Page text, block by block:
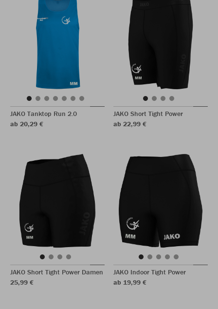
JAKO Tanktop Run 2.0
ab 20,29 €
JAKO Short Tight Power
ab 22,99 €
JAKO Short Tight Power Damen
25,99 €
JAKO Indoor Tight Power
ab 19,99 €